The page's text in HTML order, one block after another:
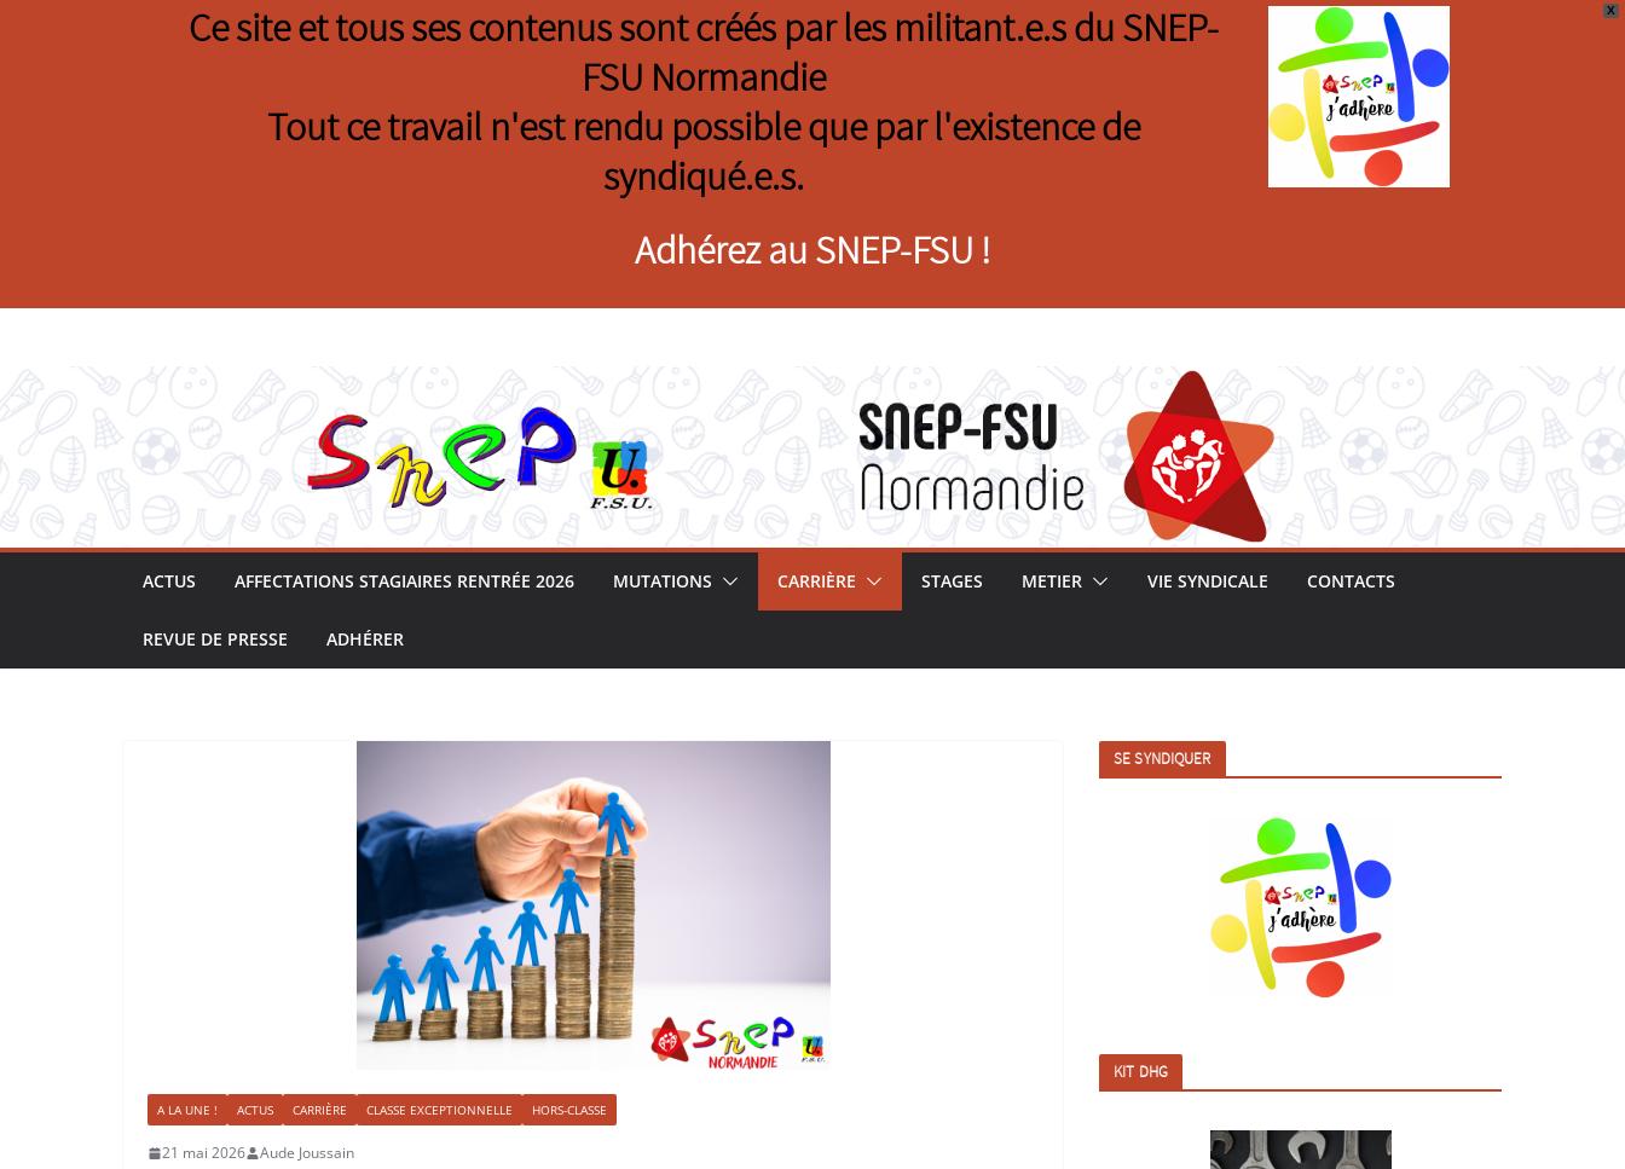
X
Ce site et tous ses contenus sont créés par les militant.e.s du SNEP-
FSU Normandie
Tout ce travail n'est rendu possible que par l'existence de
syndiqué.e.s.
Adhérez au SNEP-FSU !
ACTUS AFFECTATIONS STAGIAIRES RENTRÉE 2026 MUTATIONS CARRIÈRE STAGES METIER VIE SYNDICALE CONTACTS
REVUE DE PRESSE ADHÉRER
A LA UNE ! ACTUS CARRIÈRE CLASSE EXCEPTIONNELLE HORS-CLASSE
21 mai 2026 Aude Joussain
SE SYNDIQUER
KIT DHG